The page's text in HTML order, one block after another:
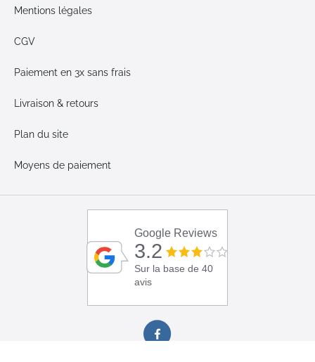
Mentions légales
CGV
Paiement en 3x sans frais
Livraison & retours
Plan du site
Moyens de paiement
Google Reviews
3.2
Sur la base de 40
avis